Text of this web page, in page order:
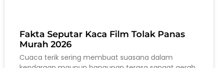
Fakta Seputar Kaca Film Tolak Panas
Murah 2026
Cuaca terik sering membuat suasana dalam